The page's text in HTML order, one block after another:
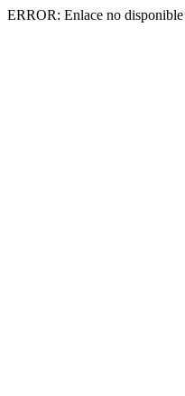
ERROR: Enlace no disponible